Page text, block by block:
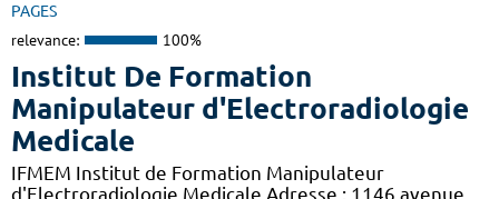
PAGES
relevance: 100%
Institut De Formation
Manipulateur d'Electroradiologie
Medicale
IFMEM Institut de Formation Manipulateur
d'Electroradiologie Medicale Adresse : 1146 avenue